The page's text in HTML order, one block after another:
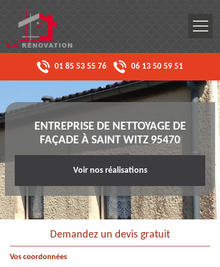
01 85 53 55 76 06 13 50 59 51
ENTREPRISE DE NETTOYAGE DE
FAÇADE À SAINT WITZ 95470
Voir nos réalisations
Demandez un devis gratuit
Vos coordonnées